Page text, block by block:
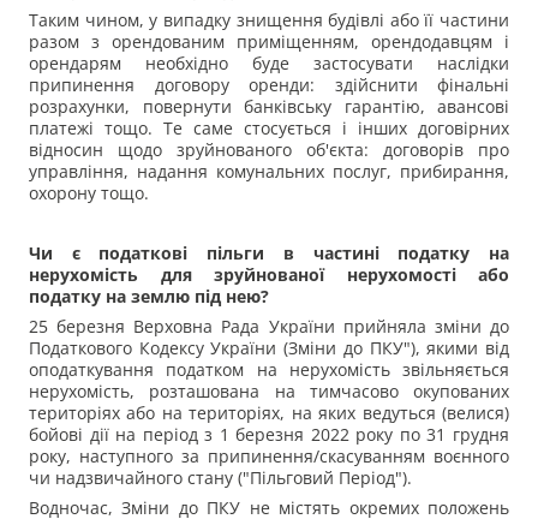
Таким чином, у випадку знищення будівлі або її частини
разом з орендованим приміщенням, орендодавцям і
орендарям необхідно буде застосувати наслідки
припинення договору оренди: здійснити фінальні
розрахунки, повернути банківську гарантію, авансові
платежі тощо. Те саме стосується і інших договірних
відносин щодо зруйнованого об'єкта: договорів про
управління, надання комунальних послуг, прибирання,
охорону тощо.
Чи є податкові пільги в частині податку на
нерухомість для зруйнованої нерухомості або
податку на землю під нею?
25 березня Верховна Рада України прийняла зміни до
Податкового Кодексу України (Зміни до ПКУ"), якими від
оподаткування податком на нерухомість звільняється
нерухомість, розташована на тимчасово окупованих
територіях або на територіях, на яких ведуться (велися)
бойові дії на період з 1 березня 2022 року по 31 грудня
року, наступного за припинення/скасуванням воєнного
чи надзвичайного стану ("Пільговий Період").
Водночас, Зміни до ПКУ не містять окремих положень